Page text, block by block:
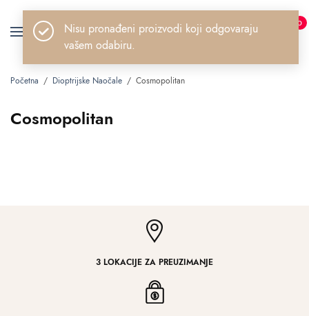
0
Početna / Dioptrijske Naočale / Cosmopolitan
Cosmopolitan
Nisu pronađeni proizvodi koji odgovaraju
vašem odabiru.
3 LOKACIJE ZA PREUZIMANJE